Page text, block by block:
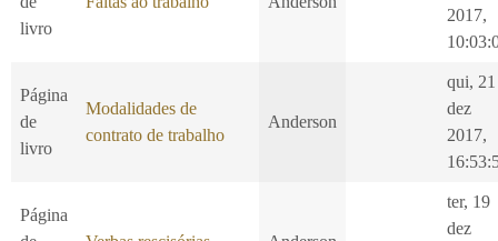
livro
2017,
Página
de
livro
Modalidades de
contrato de trabalho
Anderson
qui, 21
dez
2017,
Página
ter, 19
dez